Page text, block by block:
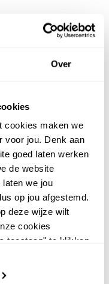
Over
cookies maken we
voor jou. Denk aan
goed laten werken
de website
we jou
op jou afgestemd.
deze wijze wilt
cookies
toestaan" te klikken.